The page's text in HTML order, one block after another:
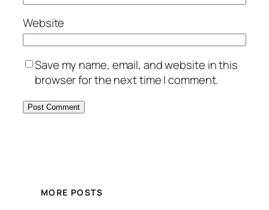
Website
Save my name, email, and website in this
browser for the next time I comment.
MORE POSTS